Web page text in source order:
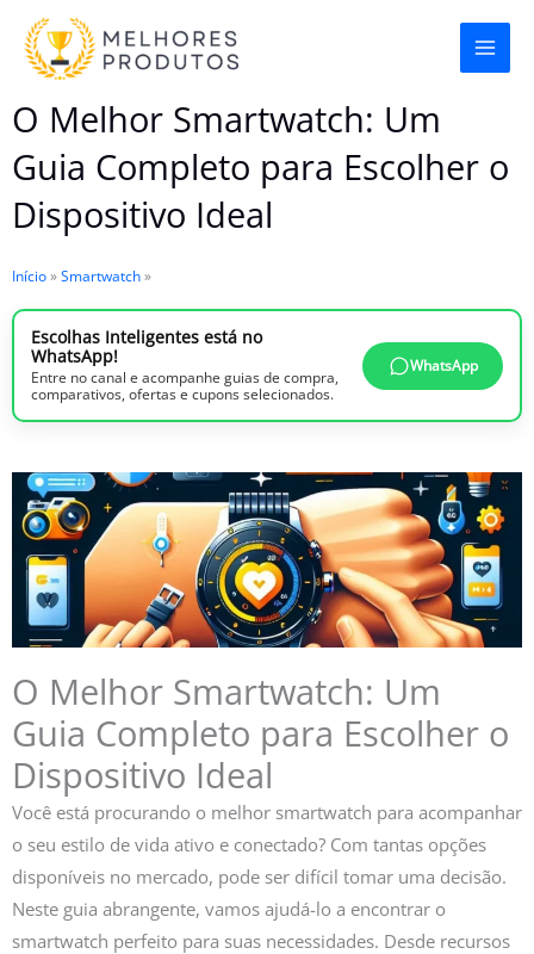
para
conteúdo
O Melhor Smartwatch: Um
Guia Completo para Escolher o
Dispositivo Ideal
Início»Smartwatch»
Escolhas Inteligentes está no
WhatsApp!
Entre no canal e acompanhe guias de compra,
comparativos, ofertas e cupons selecionados.
WhatsApp
O Melhor Smartwatch: Um
Guia Completo para Escolher o
Dispositivo Ideal
Você está procurando o melhor smartwatch para acompanhar
o seu estilo de vida ativo e conectado? Com tantas opções
disponíveis no mercado, pode ser difícil tomar uma decisão.
Neste guia abrangente, vamos ajudá-lo a encontrar o
smartwatch perfeito para suas necessidades. Desde recursos